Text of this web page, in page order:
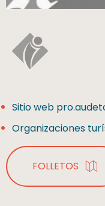
Sitio web
Organizaciones
FOLLETOS